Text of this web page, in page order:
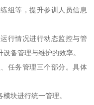
组等，提升参训人员信息
行情况进行动态监控与管
备管理与维护的效率。
任务管理三个部分。具体
块进行统一管理。